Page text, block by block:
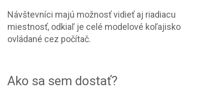
Návštevníci majú možnosť vidieť aj riadiacu
miestnosť, odkiaľ je celé modelové koľajisko
ovládané cez počítač.
Ako sa sem dostať?